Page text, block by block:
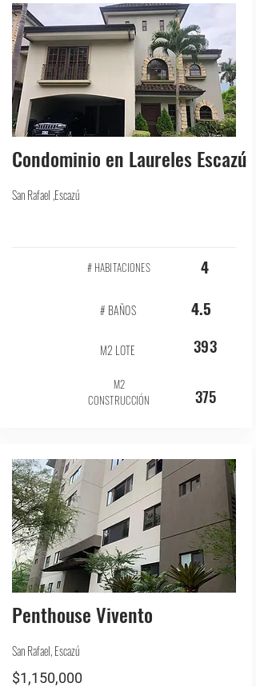
Condominio en Laureles Escazú
San Rafael ,Escazú
# HABITACIONES 4
# BAÑOS 4.5
M2 LOTE 393
M2
CONSTRUCCIÓN
375
Penthouse Vivento
San Rafael, Escazú
$1,150,000